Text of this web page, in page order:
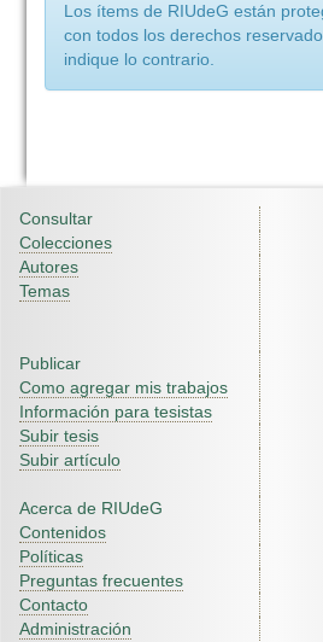
Los ítems de RIUdeG están
con todos los derechos
indique lo contrario.
Consultar
Colecciones
Autores
Temas
Publicar
Como agregar mis trabajos
Información para tesistas
Subir tesis
Subir artículo
Acerca de RIUdeG
Contenidos
Políticas
Preguntas frecuentes
Contacto
Administración